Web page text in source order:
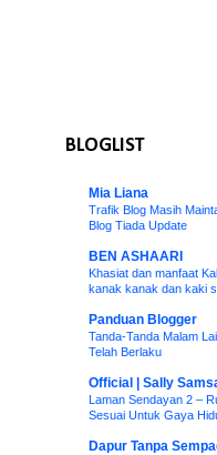
BLOGLIST
Mia Liana
Trafik Blog Masih
Blog Tiada Update
BEN ASHAARI
Khasiat dan manfaat
kanak kanak dan kaki
Panduan Blogger
Tanda-Tanda Malam
Telah Berlaku
Official | Sally
Laman Sendayan 2 –
Sesuai Untuk Gaya
Dapur Tanpa